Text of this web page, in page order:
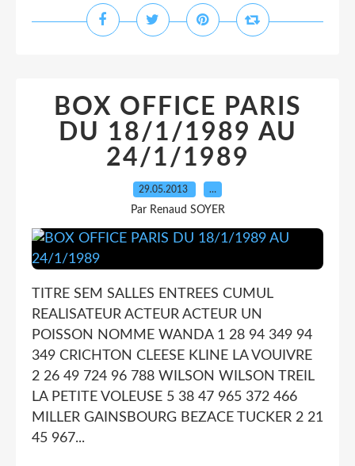
BOX OFFICE PARIS
DU 18/1/1989 AU
24/1/1989
29.05.2013 …
Par Renaud SOYER
TITRE SEM SALLES ENTREES CUMUL
REALISATEUR ACTEUR ACTEUR UN
POISSON NOMME WANDA 1 28 94 349 94
349 CRICHTON CLEESE KLINE LA VOUIVRE
2 26 49 724 96 788 WILSON WILSON TREIL
LA PETITE VOLEUSE 5 38 47 965 372 466
MILLER GAINSBOURG BEZACE TUCKER 2 21
45 967...